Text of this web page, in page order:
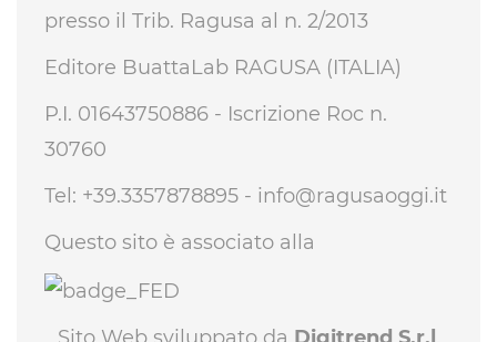
presso il Trib. Ragusa al n. 2/2013
Editore BuattaLab RAGUSA (ITALIA)
P.I. 01643750886 - Iscrizione Roc n.
30760
Tel: +39.3357878895 - info@ragusaoggi.it
Questo sito è associato alla